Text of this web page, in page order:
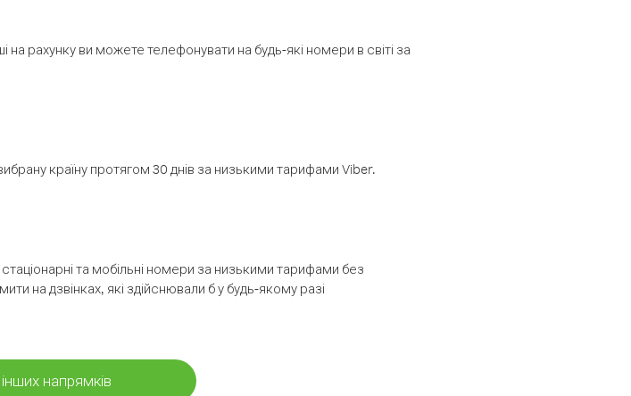
рахунку ви можете телефонувати на будь-які номери в світі за
країну протягом 30 днів за низькими тарифами Viber.
та мобільні номери за низькими тарифами без
на дзвінках, які здійснювали б у будь-якому разі
напрямків